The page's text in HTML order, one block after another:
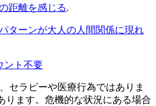
距離を感じる.
ターンが大人の人間関係に現れ
ント不要
セラピーや医療行為ではありま
ります。危機的な状況にある場合